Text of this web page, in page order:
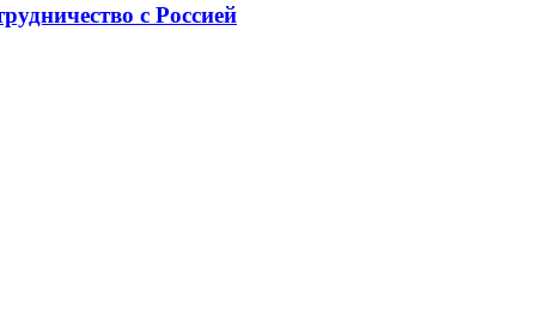
с Россией